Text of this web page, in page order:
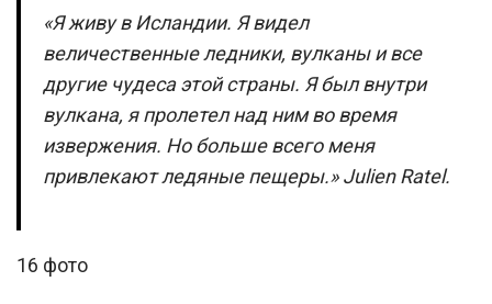
«Я живу в Исландии. Я видел
величественные ледники, вулканы и все
другие чудеса этой страны. Я был внутри
вулкана, я пролетел над ним во время
извержения. Но больше всего меня
привлекают ледяные пещеры.» Julien Ratel.
16 фото